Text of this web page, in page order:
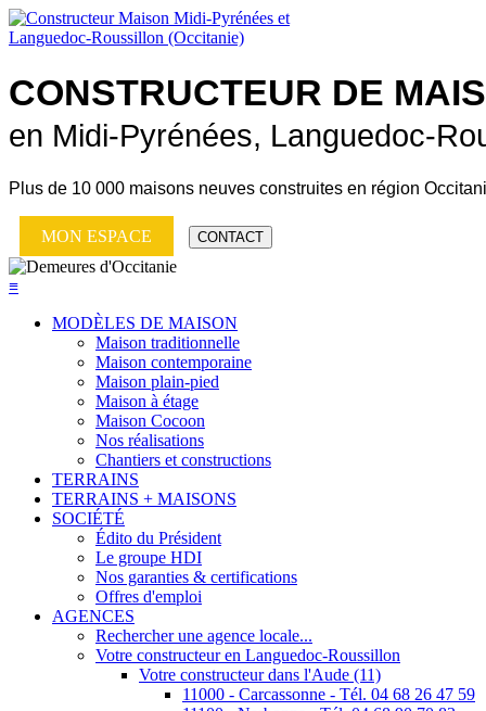
CONSTRUCTEUR DE
en Midi-Pyrénées, Languedoc-
Plus de 10 000 maisons neuves construites en région
MON ESPACE CONTACT
≡
MODÈLES DE MAISON
Maison traditionnelle
Maison contemporaine
Maison plain-pied
Maison à étage
Maison Cocoon
Nos réalisations
Chantiers et constructions
TERRAINS
TERRAINS + MAISONS
SOCIÉTÉ
Édito du Président
Le groupe HDI
Nos garanties & certifications
Offres d'emploi
AGENCES
Rechercher une agence locale...
Votre constructeur en Languedoc-Roussillon
Votre constructeur dans l'Aude (11)
11000 - Carcassonne - Tél. 04 68 26 47 59